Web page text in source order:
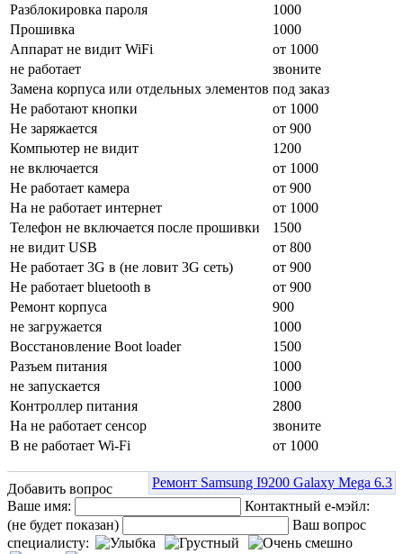
Разблокировка пароля
1000
Прошивка
1000
Аппарат не видит WiFi
от 1000
не работает
звоните
Замена корпуса или отдельных элементов под заказ
Не работают кнопки
от 1000
Не заряжается
от 900
Компьютер не видит
1200
не включается
от 1000
Не работает камера
от 900
На не работает интернет
от 1000
Телефон не включается после прошивки
1500
не видит USB
от 800
Не работает 3G в (не ловит 3G сеть)
от 900
Не работает bluetooth в
от 900
Ремонт корпуса
900
не загружается
1000
Восстановление Boot loader
1500
Разъем питания
1000
не запускается
1000
Контроллер питания
2800
На не работает сенсор
звоните
В не работает Wi-Fi
от 1000
Ремонт Samsung I9200 Galaxy Mega 6.3
Добавить вопрос
Ваше имя:
Контактный е-мэйл:
(не будет показан)
Ваш вопрос
специалисту: